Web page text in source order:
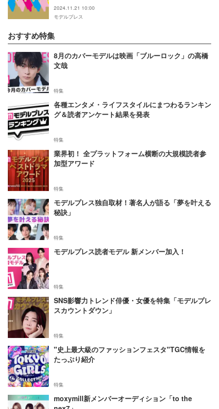
2024.11.21 10:00
モデルプレス
おすすめ特集
8月のカバーモデルは映画「ブルーロック」の高橋
文哉
特集
各種エンタメ・ライフスタイルにまつわるランキン
グ＆読者アンケート結果を発表
特集
業界初！ 全プラットフォーム横断の大規模読者参
加型アワード
特集
モデルプレス独自取材！著名人が語る「夢を叶える
秘訣」
特集
モデルプレス読者モデル 新メンバー加入！
特集
SNS影響力トレンド俳優・女優を特集「モデルプレ
スカウントダウン」
特集
"史上最大級のファッションフェスタ"TGC情報を
たっぷり紹介
特集
moxymill新メンバーオーディション「to the